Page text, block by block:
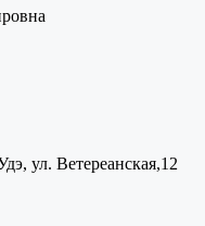
ул. Ветереанская,12